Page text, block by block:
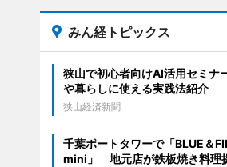
みん経トピックス
狭山で初心者向けAI活用セミ
や暮らしに使える実践法紹介
狭山経済新聞
千葉ポートタワーで「BLUE＆
mini」 地元店が鉄板焼き料理